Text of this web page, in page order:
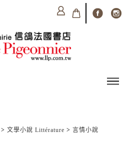
> 文學小說 Littérature > 言情小說